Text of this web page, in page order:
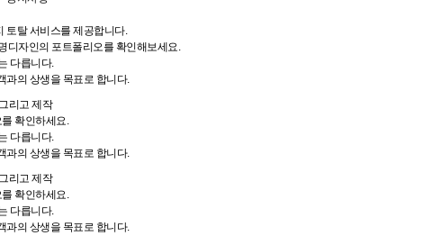
토탈 서비스를 제공합니다.
디자인의 포트폴리오를 확인해보세요.
다릅니다.
과의 상생을 목표로 합니다.
리고 제작
확인하세요.
다릅니다.
과의 상생을 목표로 합니다.
리고 제작
확인하세요.
다릅니다.
과의 상생을 목표로 합니다.